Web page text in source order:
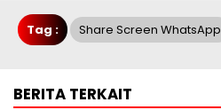
Tag : Share Screen WhatsApp
BERITA TERKAIT